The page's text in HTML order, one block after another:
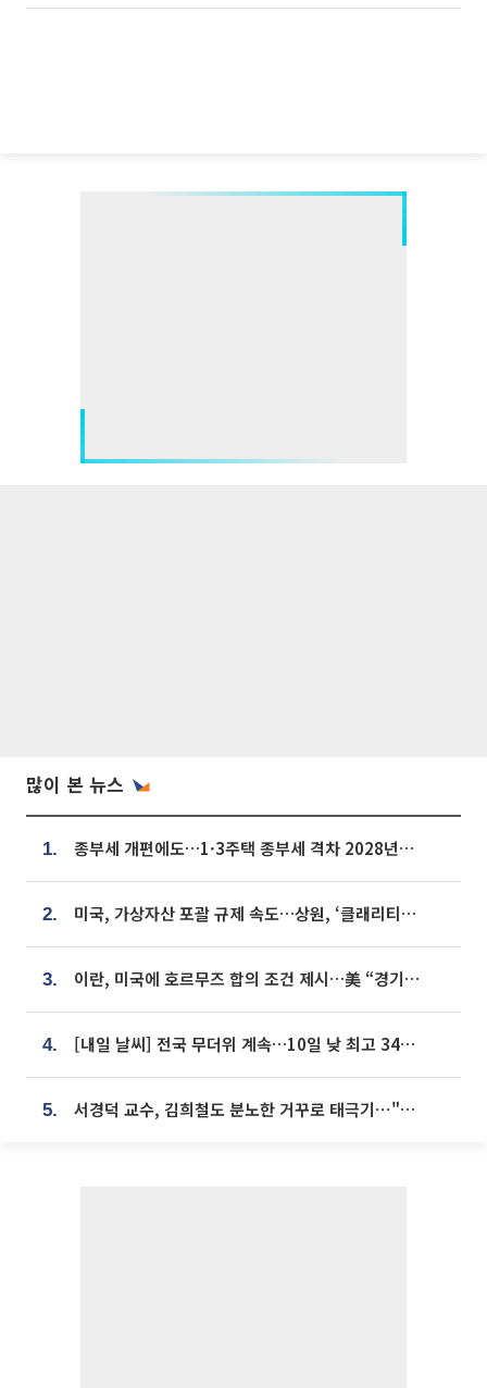
많이 본 뉴스
1. 종부세 개편에도…1·3주택 종부세 격차 2028년부터 확대
2. 미국, 가상자산 포괄 규제 속도…상원, ‘클래리티법’ 9월 절차투표 추진
3. 이란, 미국에 호르무즈 합의 조건 제시…美 “경기 아직 안 끝나” [종합]
4. [내일 날씨] 전국 무더위 계속…10일 낮 최고 34도 육박
5. 서경덕 교수, 김희철도 분노한 거꾸로 태극기⋯"엉터리는 아냐, 아쉬울 뿐"